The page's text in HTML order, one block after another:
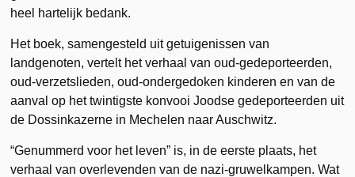
heel hartelijk bedank.
Het boek, samengesteld uit getuigenissen van
landgenoten, vertelt het verhaal van oud-gedeporteerden,
oud-verzetslieden, oud-ondergedoken kinderen en van de
aanval op het twintigste konvooi Joodse gedeporteerden uit
de Dossinkazerne in Mechelen naar Auschwitz.
“Genummerd voor het leven” is, in de eerste plaats, het
verhaal van overlevenden van de nazi-gruwelkampen. Wat